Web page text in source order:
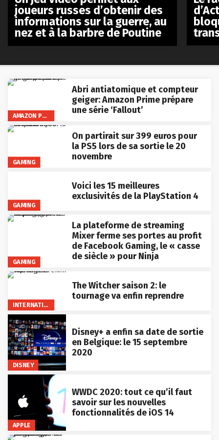
AMAZON PRIME VIDEO
Abri antiatomique et compteur
geiger: Amazon Prime prépare
une série ‘Fallout’
GAMING
On partirait sur 399 euros pour
la PS5 lors de sa sortie le 20
novembre
GAMING
Voici les 15 meilleures
exclusivités de la PlayStation 4
GAMING
La plateforme de streaming
Mixer ferme ses portes au profit
de Facebook Gaming, le « casse
de siècle » pour Ninja
INTERNATIONAL
The Witcher saison 2: le
tournage va enfin reprendre
DISNEY
Disney+ a enfin sa date de sortie
en Belgique: le 15 septembre
2020
APPLE
WWDC 2020: tout ce qu’il faut
savoir sur les nouvelles
fonctionnalités de iOS 14
joueurs russes d’obtenir des
informations sur la guerre, au
nez et à la barbre de Poutine